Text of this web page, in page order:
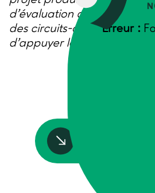
Erreur :
d’évaluation d’impact
des circuits-courts de
d’appuyer la relocalisation